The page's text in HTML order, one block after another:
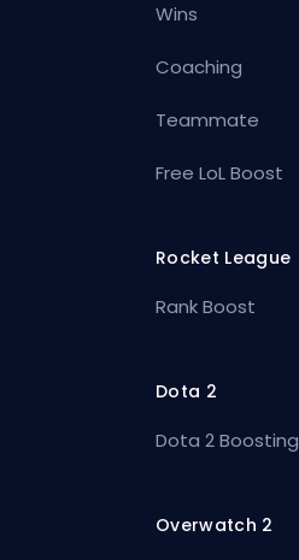
Wins
Coaching
Teammate
Free LoL Boost
Rocket League
Rank Boost
Dota 2
Dota 2 Boosting
Overwatch 2